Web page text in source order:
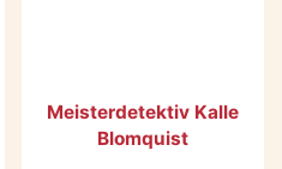
Meisterdetektiv Kalle
Blomquist